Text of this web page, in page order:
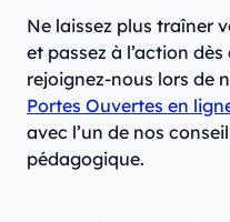
Ne laissez plus traîner
et passez à l’action
rejoignez-nous lors de
Portes Ouvertes en
avec l’un de nos
pédagogique.